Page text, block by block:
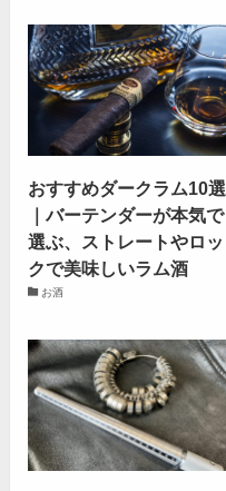
おすすめダークラム10選
｜バーテンダーが本気で
選ぶ、ストレートやロッ
クで美味しいラム酒
お酒